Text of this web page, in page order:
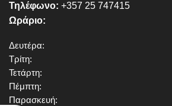
Τηλέφωνο: +357 25 747415
Ωράριο:
Δευτέρα:
Τρίτη:
Τετάρτη:
Πέμπτη:
Παρασκευή: